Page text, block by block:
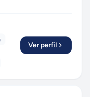
Ver perfil